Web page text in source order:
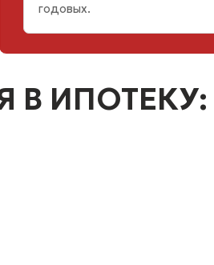
годовых.
В ИПОТЕКУ: